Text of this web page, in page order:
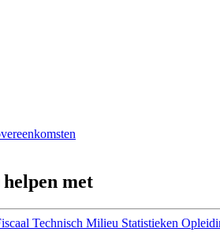
met
Technisch Milieu Statistieken